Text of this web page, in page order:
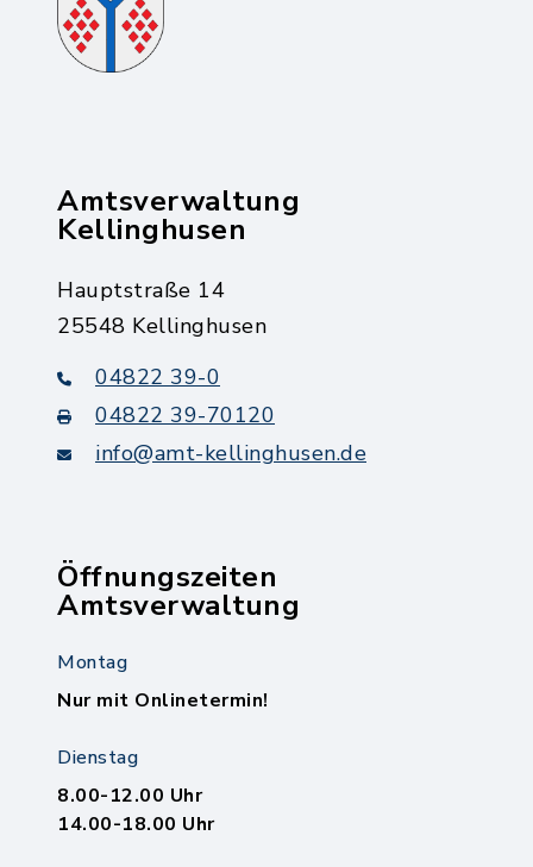
Amtsverwaltung
Kellinghusen
Hauptstraße 14
25548 Kellinghusen
04822 39-0
04822 39-70120
info@amt-kellinghusen.de
Öffnungszeiten
Amtsverwaltung
Montag
Nur mit Onlinetermin!
Dienstag
8.00-12.00 Uhr
14.00-18.00 Uhr